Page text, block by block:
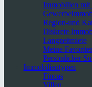
Immobilien mit
Region-und
Diskrete
Langzeitmiete
Meine
Persönlicher
Immobilientypen
Fincas
Villen